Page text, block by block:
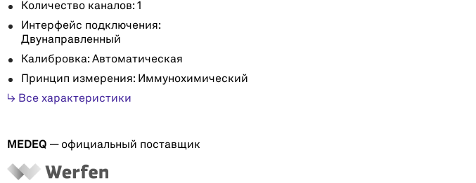
Количество каналов: 1
Интерфейс подключения:
Двунаправленный
Калибровка: Автоматическая
Принцип измерения: Иммунохимический
↳ Все характеристики
MEDEQ — официальный поставщик